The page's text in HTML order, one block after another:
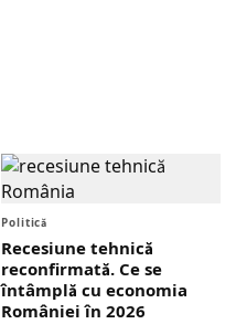
Politică
Recesiune tehnică
reconfirmată. Ce se
întâmplă cu economia
României în 2026